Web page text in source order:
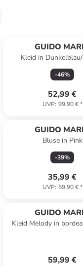
GUIDO
Kleid in
-46%
52,99 €
UVP: 99,90 €*
GUIDO
Bluse in Pink
-39%
35,99 €
UVP: 59,90 €*
GUIDO
Kleid Melody in
59,99 €